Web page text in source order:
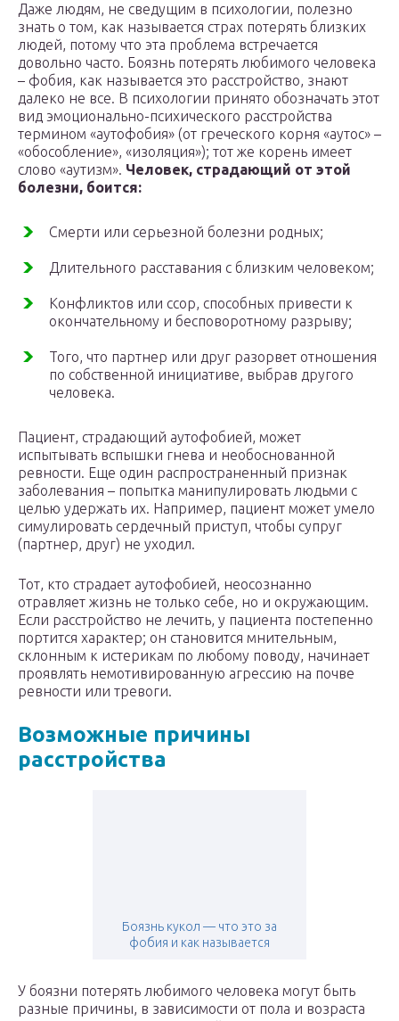
Даже людям, не сведущим в психологии, полезно
знать о том, как называется страх потерять близких
людей, потому что эта проблема встречается
довольно часто. Боязнь потерять любимого человека
– фобия, как называется это расстройство, знают
далеко не все. В психологии принято обозначать этот
вид эмоционально-психического расстройства
термином «аутофобия» (от греческого корня «аутос» –
«обособление», «изоляция»); тот же корень имеет
слово «аутизм». Человек, страдающий от этой
болезни, боится:
Смерти или серьезной болезни родных;
Длительного расставания с близким человеком;
Конфликтов или ссор, способных привести к
окончательному и бесповоротному разрыву;
Того, что партнер или друг разорвет отношения
по собственной инициативе, выбрав другого
человека.
Пациент, страдающий аутофобией, может
испытывать вспышки гнева и необоснованной
ревности. Еще один распространенный признак
заболевания – попытка манипулировать людьми с
целью удержать их. Например, пациент может умело
симулировать сердечный приступ, чтобы супруг
(партнер, друг) не уходил.
Тот, кто страдает аутофобией, неосознанно
отравляет жизнь не только себе, но и окружающим.
Если расстройство не лечить, у пациента постепенно
портится характер; он становится мнительным,
склонным к истерикам по любому поводу, начинает
проявлять немотивированную агрессию на почве
ревности или тревоги.
Возможные причины
расстройства
Боязнь кукол — что это за
фобия и как называется
У боязни потерять любимого человека могут быть
разные причины, в зависимости от пола и возраста